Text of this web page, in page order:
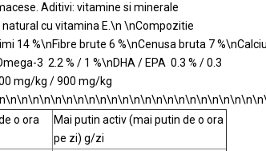
Aditivi: vitamine si minerale
cu vitamina E.\n \nCompozitie
14 %\nFibre brute 6 %\nCenusa bruta 7
3 2.2 % / 1 %\nDHA / EPA 0.3 % / 0.3
mg/kg / 900 mg/kg
o ora
Mai putin activ (mai putin de o ora
pe zi) g/zi